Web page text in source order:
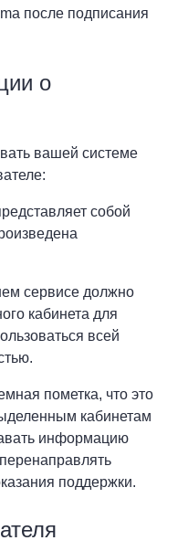
после подписания
о
вашей системе
собой
сервисе должно
кабинета для
всей
пометка, что это
кабинетам
информацию
поддержки.